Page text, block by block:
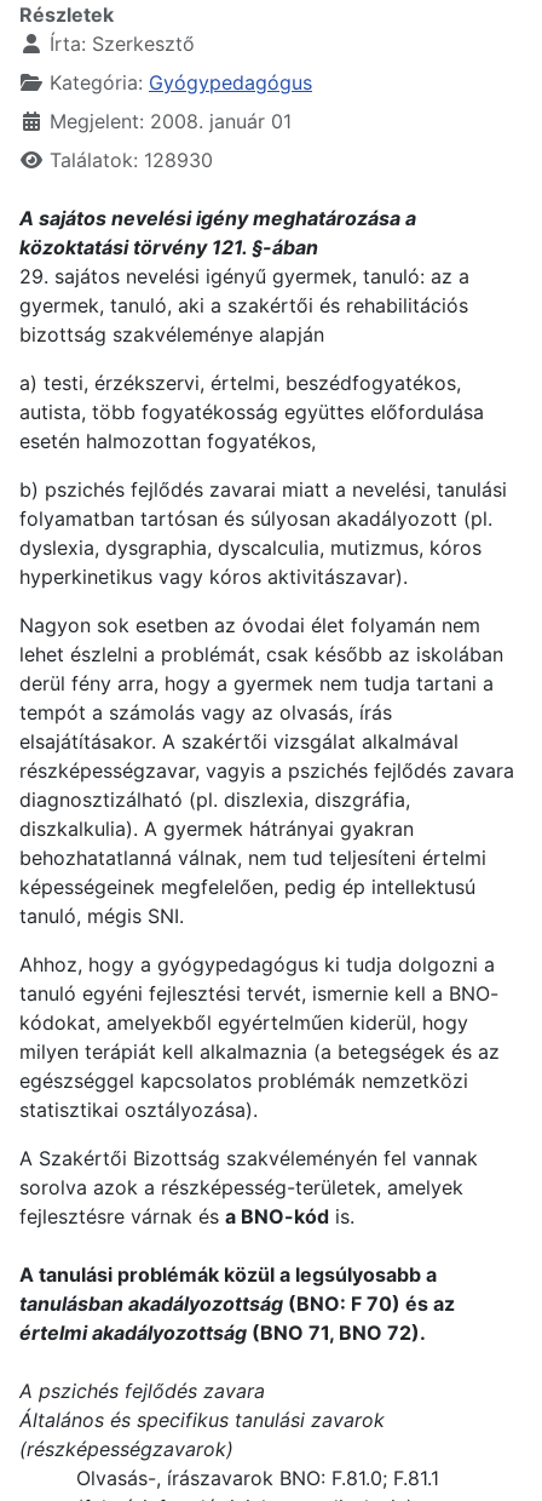
Részletek
Írta: Szerkesztő
Kategória: Gyógypedagógus
Megjelent: 2008. január 01
Találatok: 128930
A sajátos nevelési igény meghatározása a
közoktatási törvény 121. §-ában
29. sajátos nevelési igényű gyermek, tanuló: az a
gyermek, tanuló, aki a szakértői és rehabilitációs
bizottság szakvéleménye alapján
a) testi, érzékszervi, értelmi, beszédfogyatékos,
autista, több fogyatékosság együttes előfordulása
esetén halmozottan fogyatékos,
b) pszichés fejlődés zavarai miatt a nevelési, tanulási
folyamatban tartósan és súlyosan akadályozott (pl.
dyslexia, dysgraphia, dyscalculia, mutizmus, kóros
hyperkinetikus vagy kóros aktivitászavar).
Nagyon sok esetben az óvodai élet folyamán nem
lehet észlelni a problémát, csak később az iskolában
derül fény arra, hogy a gyermek nem tudja tartani a
tempót a számolás vagy az olvasás, írás
elsajátításakor. A szakértői vizsgálat alkalmával
részképességzavar, vagyis a pszichés fejlődés zavara
diagnosztizálható (pl. diszlexia, diszgráfia,
diszkalkulia). A gyermek hátrányai gyakran
behozhatatlanná válnak, nem tud teljesíteni értelmi
képességeinek megfelelően, pedig ép intellektusú
tanuló, mégis SNI.
Ahhoz, hogy a gyógypedagógus ki tudja dolgozni a
tanuló egyéni fejlesztési tervét, ismernie kell a BNO-
kódokat, amelyekből egyértelműen kiderül, hogy
milyen terápiát kell alkalmaznia (a betegségek és az
egészséggel kapcsolatos problémák nemzetközi
statisztikai osztályozása).
A Szakértői Bizottság szakvéleményén fel vannak
sorolva azok a részképesség-területek, amelyek
fejlesztésre várnak és a BNO-kód is.
A tanulási problémák közül a legsúlyosabb a
tanulásban akadályozottság (BNO: F 70) és az
értelmi akadályozottság (BNO 71, BNO 72).
A pszichés fejlődés zavara
Általános és specifikus tanulási zavarok
(részképességzavarok)
Olvasás-, írászavarok BNO: F.81.0; F.81.1